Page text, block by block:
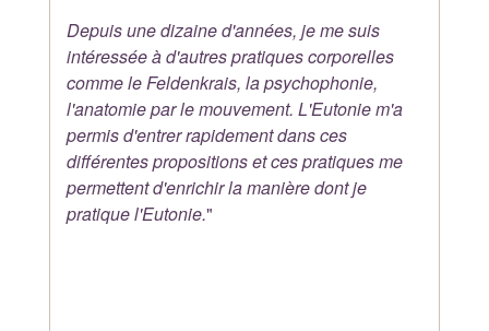
Depuis une dizaine d'années, je me suis
intéressée à d'autres pratiques corporelles
comme le Feldenkrais, la psychophonie,
l'anatomie par le mouvement. L'Eutonie m'a
permis d'entrer rapidement dans ces
différentes propositions et ces pratiques me
permettent d'enrichir la manière dont je
pratique l'Eutonie."